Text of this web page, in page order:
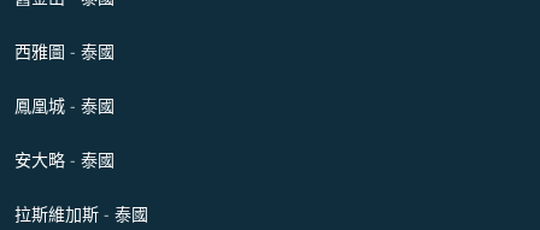
西雅圖 - 泰國
鳳凰城 - 泰國
安大略 - 泰國
拉斯維加斯 - 泰國